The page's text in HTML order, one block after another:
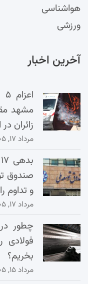
هواشناسی
ورزشی
آخرین اخبار
مشهد
زائران
مرداد ۱۷, ۱۴۰۵
و تداوم
مرداد ۱۷, ۱۴۰۵
چطور
بخریم؟
مرداد ۱۵, ۱۴۰۵